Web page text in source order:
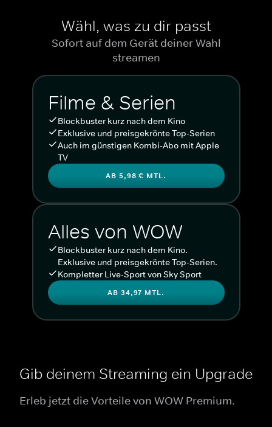
Wähl, was zu dir passt
Sofort auf dem Gerät deiner Wahl
streamen
Filme & Serien
Blockbuster kurz nach dem Kino
Exklusive und preisgekrönte Top-Serien
Auch im günstigen Kombi-Abo mit Apple
TV
AB 5,98 € MTL.
Alles von WOW
Blockbuster kurz nach dem Kino.
Exklusive und preisgekrönte Top-Serien.
Kompletter Live-Sport von Sky Sport
AB 34,97 MTL.
Gib deinem Streaming ein Upgrade
Erleb jetzt die Vorteile von WOW Premium.